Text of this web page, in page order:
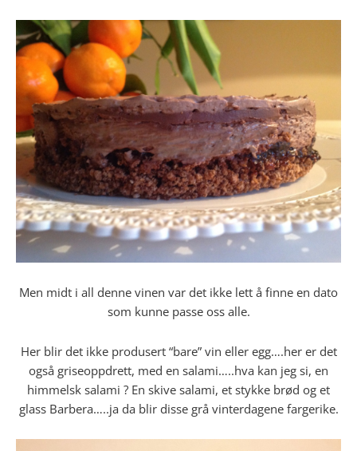
Men midt i all denne vinen var det ikke lett å finne en dato
som kunne passe oss alle.
Her blir det ikke produsert “bare” vin eller egg….her er det
også griseoppdrett, med en salami…..hva kan jeg si, en
himmelsk salami ? En skive salami, et stykke brød og et
glass Barbera…..ja da blir disse grå vinterdagene fargerike.